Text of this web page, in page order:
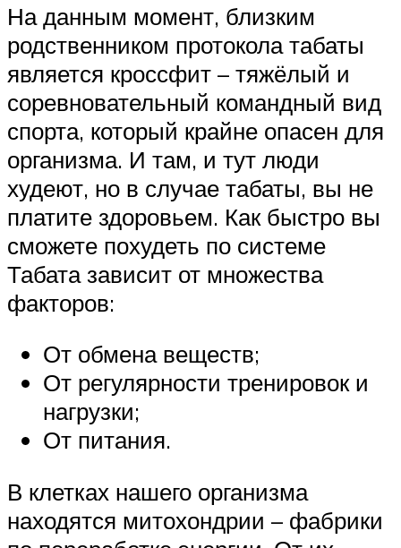
На данным момент, близким
родственником протокола табаты
является кроссфит – тяжёлый и
соревновательный командный вид
спорта, который крайне опасен для
организма. И там, и тут люди
худеют, но в случае табаты, вы не
платите здоровьем. Как быстро вы
сможете похудеть по системе
Табата зависит от множества
факторов:
От обмена веществ;
От регулярности тренировок и
нагрузки;
От питания.
В клетках нашего организма
находятся митохондрии – фабрики